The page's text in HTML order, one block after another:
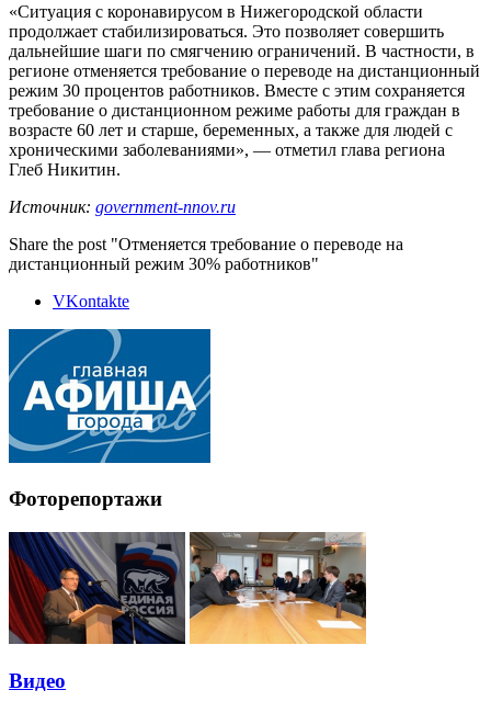
«Ситуация с коронавирусом в Нижегородской области
продолжает стабилизироваться. Это позволяет совершить
дальнейшие шаги по смягчению ограничений. В частности, в
регионе отменяется требование о переводе на дистанционный
режим 30 процентов работников. Вместе с этим сохраняется
требование о дистанционном режиме работы для граждан в
возрасте 60 лет и старше, беременных, а также для людей с
хроническими заболеваниями», — отметил глава региона
Глеб Никитин.
Источник: government-nnov.ru
Share the post "Отменяется требование о переводе на
дистанционный режим 30% работников"
VKontakte
Фоторепортажи
Видео